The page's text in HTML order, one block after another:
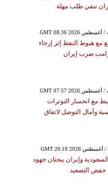
تنفي طلب مهلة
مع هبوط النفط إثر إرجاء
ضرب إيران
مع انحسار التوترات
وآمال التوصل لاتفاق
وإيران يبحثان جهود
خفض التصعيد